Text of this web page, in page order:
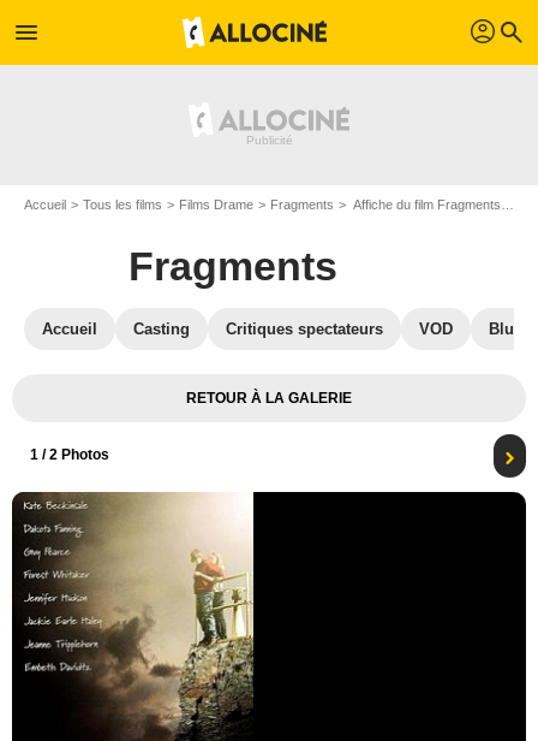
menu profil search
Accueil Tous les films Films Drame Fragments Affiche du film Fragments - Photo 1
Fragments
Accueil Casting Critiques spectateurs VOD Blu-
RETOUR À LA GALERIE
1 / 2 Photos